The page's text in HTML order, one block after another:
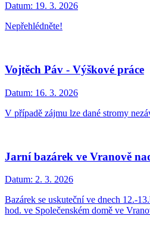
Datum: 19. 3. 2026
Nepřehlédněte!
Vojtěch Páv - Výškové práce
Datum: 16. 3. 2026
V případě zájmu lze dané stromy
Jarní bazárek ve Vranově
Datum: 2. 3. 2026
Bazárek se uskuteční ve dnech 12.-
hod. ve Společenském domě ve